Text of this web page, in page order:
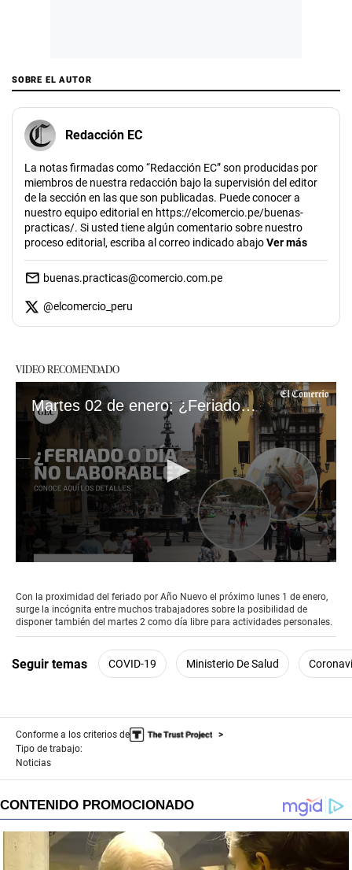
SOBRE EL AUTOR
Redacción EC
La notas firmadas como “Redacción EC” son producidas por
miembros de nuestra redacción bajo la supervisión del editor
de la sección en las que son publicadas. Puede conocer a
nuestro equipo editorial en https://elcomercio.pe/buenas-
practicas/. Si usted tiene algún comentario sobre nuestro
proceso editorial, escriba al correo indicado abajoVer más
buenas.practicas@comercio.com.pe
@elcomercio_peru
VIDEO RECOMENDADO
Martes 02 de enero: ¿Feriado o día no laborable?
of
1
minute,
58
Con la proximidad del feriado por Año Nuevo el próximo lunes 1 de enero,
surge la incógnita entre muchos trabajadores sobre la posibilidad de
disponer también del martes 2 como día libre para actividades personales.
Seguir temas COVID-19 Ministerio De Salud
Conforme a los criterios de
Tipo de trabajo:
Noticias